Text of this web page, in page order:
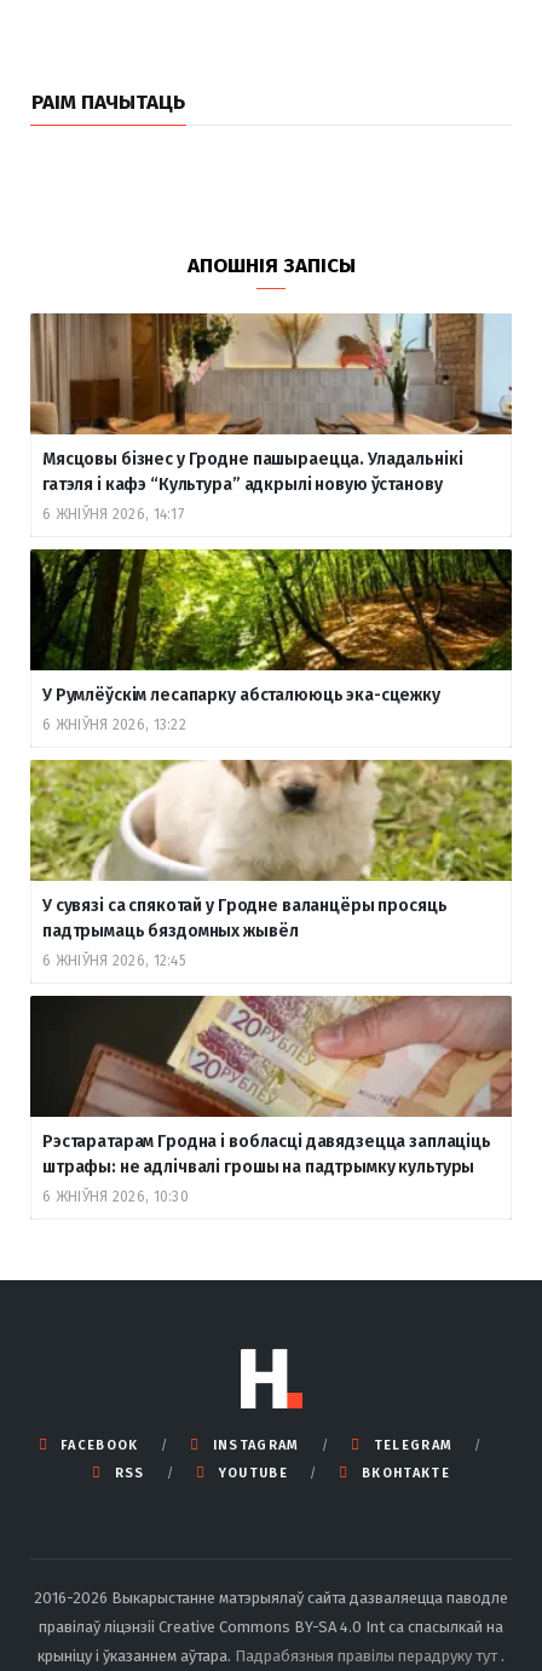
РАІМ ПАЧЫТАЦЬ
АПОШНІЯ ЗАПІСЫ
Мясцовы бізнес у Гродне пашыраецца. Уладальнікі
гатэля і кафэ “Культура” адкрылі новую ўстанову
6 ЖНІЎНЯ 2026, 14:17
У Румлёўскім лесапарку абсталююць эка-сцежку
6 ЖНІЎНЯ 2026, 13:22
У сувязі са спякотай у Гродне валанцёры просяць
падтрымаць бяздомных жывёл
6 ЖНІЎНЯ 2026, 12:45
Рэстаратарам Гродна і вобласці давядзецца заплаціць
штрафы: не адлічвалі грошы на падтрымку культуры
6 ЖНІЎНЯ 2026, 10:30
FACEBOOK INSTAGRAM
TELEGRAM
RSS
YOUTUBE ВКОНТАКТЕ
2016-2026 Выкарыстанне матэрыялаў сайта дазваляецца паводле
правілаў ліцэнзіі Creative Commons BY-SA 4.0 Int са спасылкай на
крыніцу і ўказаннем аўтара. Падрабязныя правілы перадруку тут .